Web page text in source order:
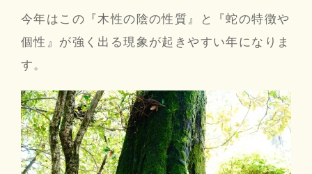
今年はこの『木性の陰の性質』と『蛇の特徴や
個性』が強く出る現象が起きやすい年になりま
す。